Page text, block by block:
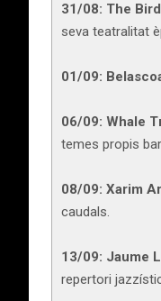
31/08: The
seva teatralitat
01/09:
06/09: Whale
temes propis
08/09: Xarim
caudals.
13/09: Jaume
repertori